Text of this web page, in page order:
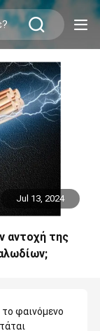
Jul 13, 2024
αντοχή της
φαινόμενο